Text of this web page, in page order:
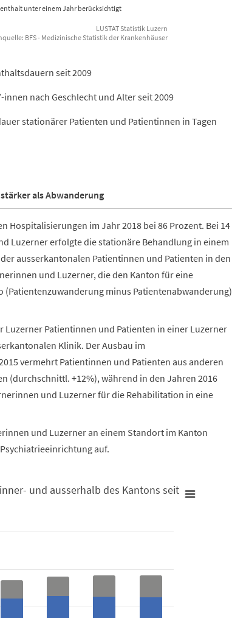
unter einem Jahr berücksichtigt
LUSTAT Statistik Luzern
BFS - Medizinische Statistik der Krankenhäuser
seit 2009
nach Geschlecht und Alter seit 2009
stationärer Patienten und Patientinnen in Tagen
als Abwanderung
im Jahr 2018 bei 86 Prozent. Bei 14
Luzerner erfolgte die stationäre Behandlung in einem
ausserkantonalen Patientinnen und Patienten in den
und Luzerner, die den Kanton für eine
(Patientenzuwanderung minus Patientenabwanderung)
Luzerner Patientinnen und Patienten in einer Luzerner
Klinik. Der Ausbau im
vermehrt Patientinnen und Patienten aus anderen
(durchschnittl. +12%), während in den Jahren 2016
und Luzerner für die Rehabilitation in eine
und Luzerner an einem Standort im Kanton
auf.
des Kantons seit 2012
inner- und ausserhalb des Kantons seit 2012
und ausserhalb des Kantons seit